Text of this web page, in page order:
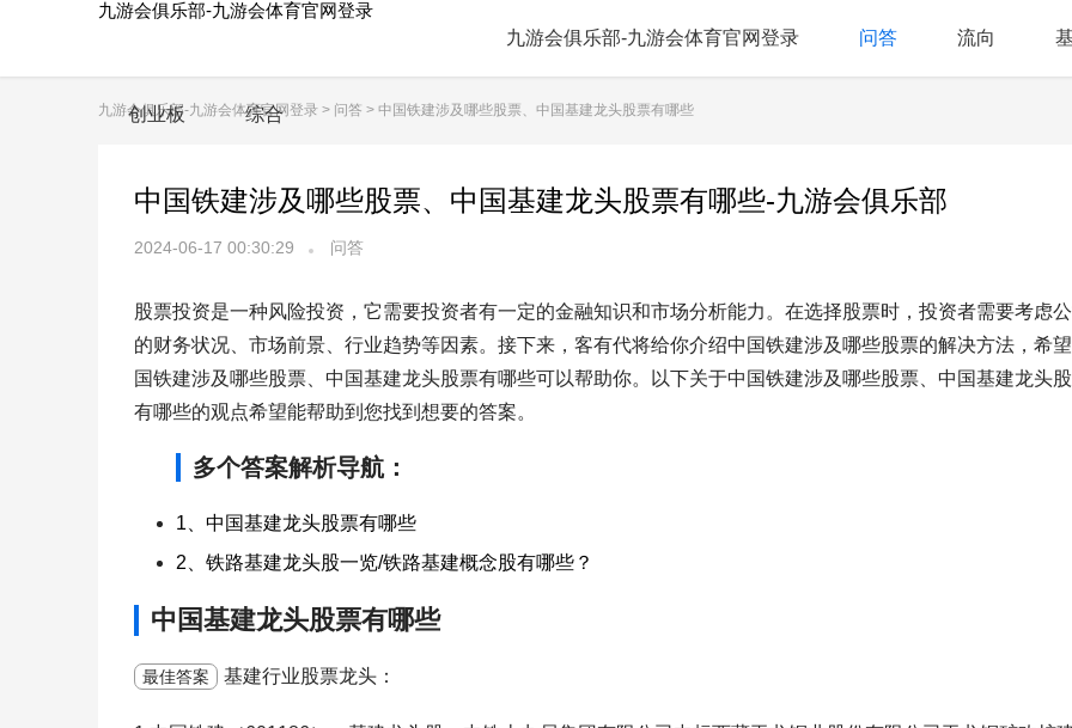
九游会俱乐部-九游会体育官网登录
九游会俱乐部-九游会体育官网登录
问答 流向
创业板 综合
九游会俱乐部-九游会体育官网登录 > 问答 > 中国铁建涉及哪些股票、中国基建龙头股票有哪些
中国铁建涉及哪些股票、中国基建龙头股票有哪些-九游会俱乐部
2024-06-17 00:30:29 问答
股票投资是一种风险投资，它需要投资者有一定的金融知识和市场分析能力。在选择股票时，投资者需要考虑公
的财务状况、市场前景、行业趋势等因素。接下来，客有代将给你介绍中国铁建涉及哪些股票的解决方法，希
国铁建涉及哪些股票、中国基建龙头股票有哪些可以帮助你。以下关于中国铁建涉及哪些股票、中国基建龙头
有哪些的观点希望能帮助到您找到想要的答案。
多个答案解析导航：
1、中国基建龙头股票有哪些
2、铁路基建龙头股一览/铁路基建概念股有哪些？
中国基建龙头股票有哪些
最佳答案 基建行业股票龙头：